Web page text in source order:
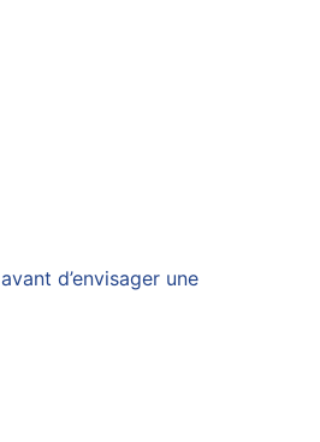
avant d’envisager une